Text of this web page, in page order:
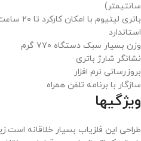
سانتیمتر)
استاندارد
وزن بسیار سبک دستگاه ۷۷۰ گرم
نشانگر شارژ باتری
بروزرسانی نرم افزار
سازگار با برنامه تلفن همراه
ویژگیها
طراحی این فلزیاب بسیار خلاقانه